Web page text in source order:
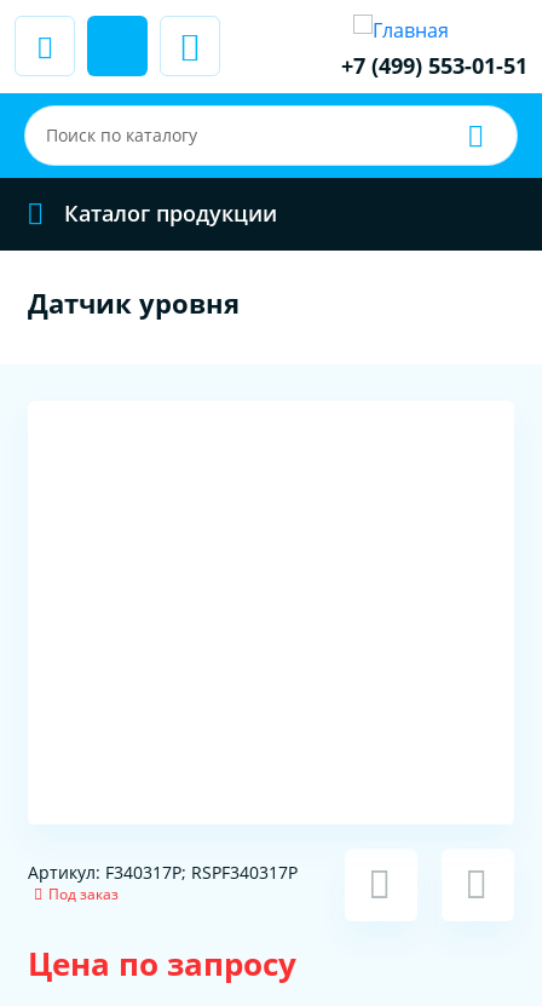
+7 (499) 553-01-51
Каталог продукции
Датчик уровня
Артикул: F340317P; RSPF340317P
Под заказ
Цена по запросу